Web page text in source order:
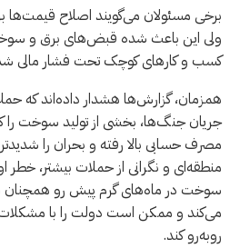
برخی مسئولان می‌گویند اصلاح قیمت‌ها
ولی این باعث شده قبض‌های برق و
کسب و کارهای کوچک تحت فشار مالی
همزمان، گزارش‌ها هشدار داده‌اند که
جریان جنگ‌ها، بخشی از تولید سوخت
مصرف حسابی بالا رفته و بحران را
منطقه‌ای و نگرانی از حملات بیشتر، خطر
سوخت در ماه‌های گرم پیش رو همچنان
می‌کند و ممکن است دولت را با مشکلات
روبه‌رو کند.